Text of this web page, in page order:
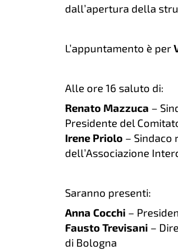
dall’apertura della
L’appuntamento è per
Alle ore 16 saluto di:
Renato Mazzuca –
Presidente del
Irene Priolo – Sindaco
dell’Associazione
Saranno presenti:
Anna Cocchi –
Fausto Trevisani –
di Bologna